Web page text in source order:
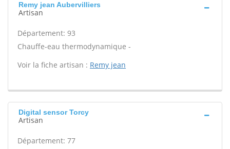
Remy jean Aubervilliers
Artisan
Département: 93
Chauffe-eau thermodynamique -
Voir la fiche artisan : Remy jean
Digital sensor Torcy
Artisan
Département: 77